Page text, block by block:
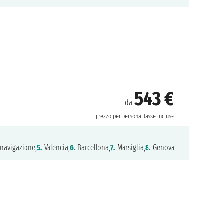
da 543 €
prezzo per persona Tasse incluse
navigazione,5. Valencia, 6. Barcellona, 7. Marsiglia, 8. Genova